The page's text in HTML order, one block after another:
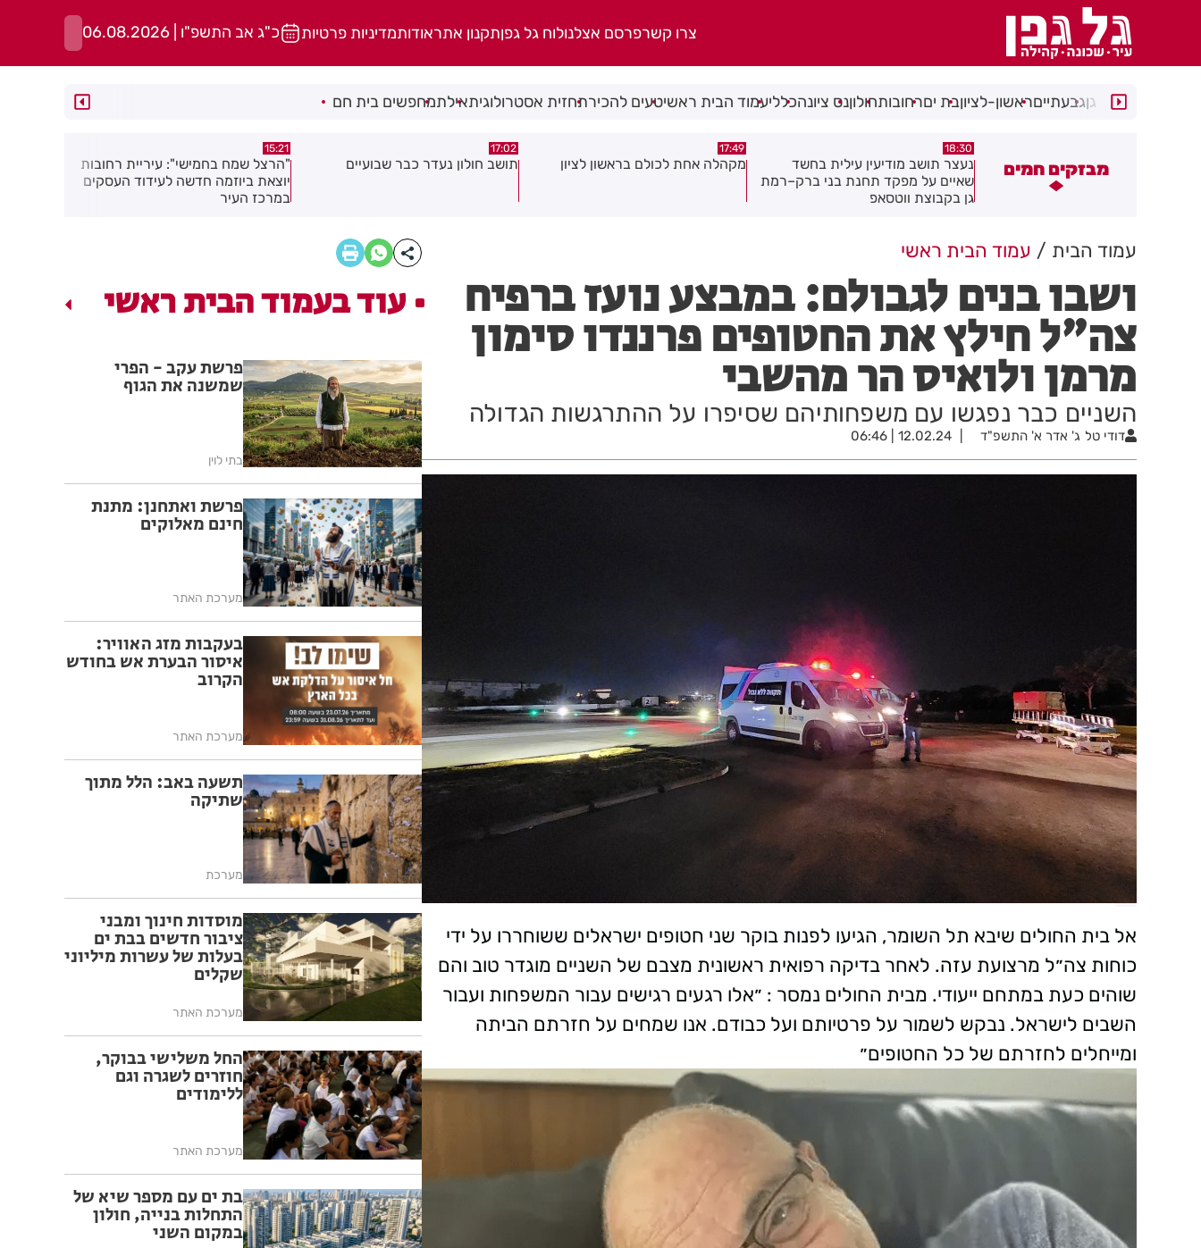
צרו קשרפרסם אצלנולוח גל גפןתקנון אתראודותמדיניות פרטיות כ"ג אב התשפ"ו | 06.08.2026
רמת גןגבעתייםראשון-לציוןבת יםרחובותחולוןנס ציונהכלליעמוד הבית ראשיטעים להכירתחזית אסטרולוגיתאילתמחפשים בית חם
מבזקים חמים
נעצר תושב מודיעין עילית בחשד
שאיים על מפקד תחנת בני ברק–רמת
17:49
מקהלה אחת לכולם בראשון לציון
17:02
תושב חולון נעדר כבר שבועיים
15:21
"הרצל שמח בחמישי": עיריית רחובות
15:13
נפגעת בעבודה בראשון לציון? כל מה
שחשוב לדעת כדי לממש את הזכויות
שלך
עמוד הבית עמוד הבית ראשי
ושבו בנים לגבולם: במבצע נועז ברפיח
צה"ל חילץ את החטופים פרננדו סימון
מרמן ולואיס הר מהשבי
השניים כבר נפגשו עם משפחותיהם שסיפרו על ההתרגשות הגדולה
דודי טל ג' אדר א' התשפ"ד 12.02.24 | 06:46
אל בית החולים שיבא תל השומר, הגיעו לפנות בוקר שני חטופים ישראלים ששוחררו על ידי
כוחות צה״ל מרצועת עזה. לאחר בדיקה רפואית ראשונית מצבם של השניים מוגדר טוב והם
שוהים כעת במתחם ייעודי. מבית החולים נמסר : ״אלו רגעים רגישים עבור המשפחות ועבור
השבים לישראל. נבקש לשמור על פרטיותם ועל כבודם. אנו שמחים על חזרתם הביתה
ומייחלים לחזרתם של כל החטופים״
עוד בעמוד הבית ראשי
פרשת עקב - הפרי
שמשנה את הגוף
בתי לוין
פרשת ואתחנן: מתנת
חינם מאלוקים
מערכת האתר
בעקבות מזג האוויר:
איסור הבערת אש בחודש
הקרוב
מערכת האתר
תשעה באב: הלל מתוך
שתיקה
מערכת
מוסדות חינוך ומבני
ציבור חדשים בבת ים
בעלות של עשרות מיליוני
שקלים
מערכת האתר
החל משלישי בבוקר,
חוזרים לשגרה וגם
ללימודים
מערכת האתר
בת ים עם מספר שיא של
התחלות בנייה, חולון
במקום השני